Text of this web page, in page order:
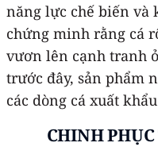
năng lực chế biến và
chứng minh rằng cá
vươn lên cạnh tranh
trước đây, sản phẩm
các dòng cá xuất
CHINH